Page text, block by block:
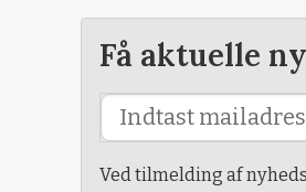
Få aktuelle
Ved tilmelding af